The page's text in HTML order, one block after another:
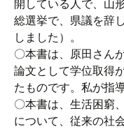
開している人で、山
総選挙で、県議を辞
しました）。
〇本書は、原田さん
論文として学位取得
たものです。私が指
〇本書は、生活困窮
について、従来の社